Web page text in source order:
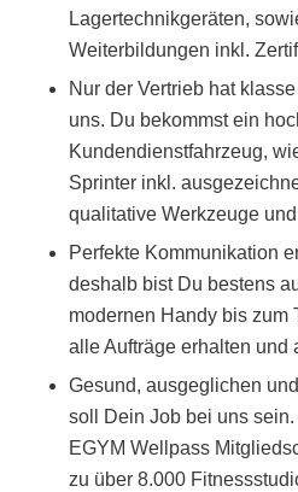
Lagertechnikgeräten,
Weiterbildungen inkl.
Nur der Vertrieb hat
uns. Du bekommst ein
Kundendienstfahrzeug,
Sprinter inkl.
qualitative Werkzeuge
Perfekte Kommunikation
deshalb bist Du bestens
modernen Handy bis zum
alle Aufträge erhalten und
Gesund, ausgeglichen
soll Dein Job bei uns
EGYM Wellpass
zu über 8.000